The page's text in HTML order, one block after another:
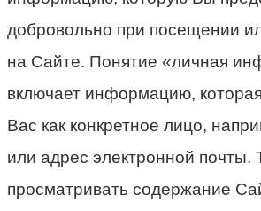
добровольно при посещении
на Сайте. Понятие «личная
включает информацию,
Вас как конкретное лицо,
или адрес электронной почты.
просматривать содержание